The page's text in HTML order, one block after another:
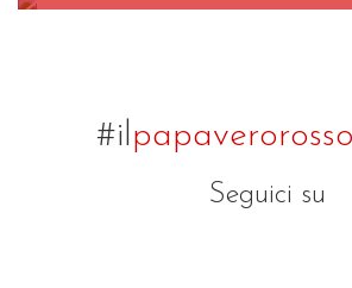
#ilpapaverorosso
Seguici su